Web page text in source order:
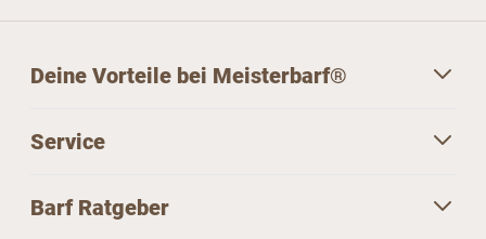
Deine Vorteile bei Meisterbarf®
Service
Barf Ratgeber